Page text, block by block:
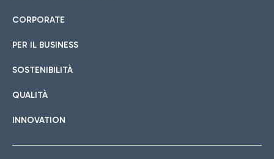
CORPORATE
PER IL BUSINESS
SOSTENIBILITÀ
QUALITÀ
INNOVATION